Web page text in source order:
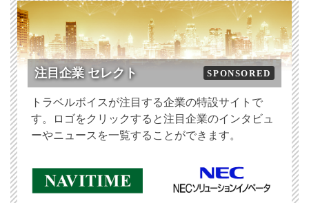
注目企業 セレクト SPONSORED
トラベルボイスが注目する企業の特設サイトで
す。ロゴをクリックすると注目企業のインタビュ
ーやニュースを一覧することができます。